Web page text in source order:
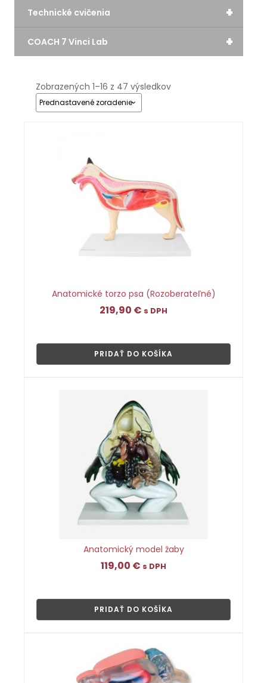
+
Technické cvičenia
+
COACH 7 Vinci Lab
Zobrazených 1–16 z 47 výsledkov
Anatomické torzo psa (Rozoberateľné)
219,90 € s DPH
PRIDAŤ DO KOŠÍKA
Anatomický model žaby
119,00 € s DPH
PRIDAŤ DO KOŠÍKA